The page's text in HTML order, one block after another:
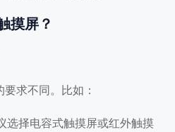
摸屏？
求不同。比如：
选择电容式触摸屏或红外触摸